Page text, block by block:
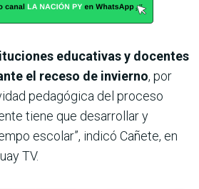
educativas y docentes
el receso de invierno, por
pedagógica del proceso
tiene que desarrollar y
escolar”, indicó Cañete, en
TV.